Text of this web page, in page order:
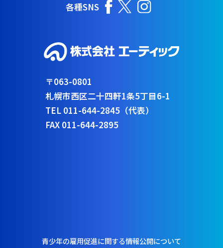
各種SNS
〒063-0801
札幌市西区二十四軒1条5丁目6-1
TEL 011-644-2845（代表）
FAX 011-644-2895
青少年の雇用促進に関する情報公開について